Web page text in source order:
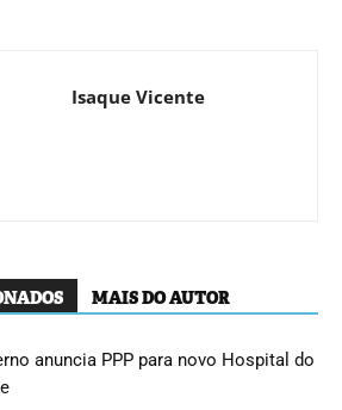
Isaque Vicente
MAIS DO AUTOR
anuncia PPP para novo Hospital do